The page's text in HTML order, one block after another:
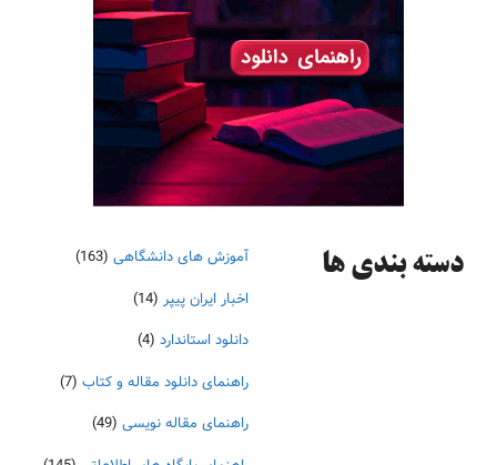
دسته‌ بندی ها آموزش های دانشگاهی (163)
اخبار ایران پیپر (14)
دانلود استاندارد (4)
راهنمای دانلود مقاله و کتاب (7)
راهنمای مقاله نویسی (49)